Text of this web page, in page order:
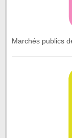
Marchés publics